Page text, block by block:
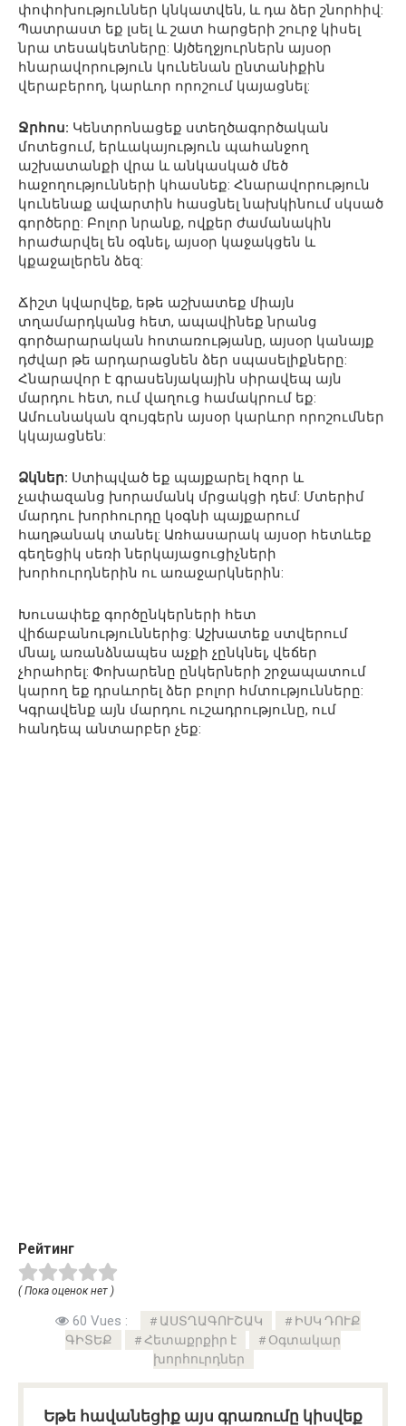
փոփոխություններ կնկատվեն, և դա ձեր շնորհիվ:
Պատրաստ եք լսել և շատ հարցերի շուրջ կիսել
նրա տեսակետները: Այծեղջյուրներն այսօր
հնարավորություն կունենան ընտանիքին
վերաբերող, կարևոր որոշում կայացնել:
Ջրհոս: Կենտրոնացեք ստեղծագործական
մոտեցում, երևակայություն պահանջող
աշխատանքի վրա և անկասկած մեծ
հաջողությունների կհասնեք: Հնարավորություն
կունենաք ավարտին հասցնել նախկինում սկսած
գործերը: Բոլոր նրանք, ովքեր ժամանակին
հրաժարվել են օգնել, այսօր կաջակցեն և
կքաջալերեն ձեզ:
Ճիշտ կվարվեք, եթե աշխատեք միայն
տղամարդկանց հետ, ապավինեք նրանց
գործարարական հոտառությանը, այսօր կանայք
դժվար թե արդարացնեն ձեր սպասելիքները:
Հնարավոր է գրասենյակային սիրավեպ այն
մարդու հետ, ում վաղուց համակրում եք:
Ամուսնական զույգերն այսօր կարևոր որոշումներ
կկայացնեն:
Ձկներ: Ստիպված եք պայքարել հզոր և
չափազանց խորամանկ մրցակցի դեմ: Մտերիմ
մարդու խորհուրդը կօգնի պայքարում
հաղթանակ տանել: Առհասարակ այսօր հետևեք
գեղեցիկ սեռի ներկայացուցիչների
խորհուրդներին ու առաջարկներին:
Խուսափեք գործընկերների հետ
վիճաբանություններից: Աշխատեք ստվերում
մնալ, առանձնապես աչքի չընկնել, վեճեր
չհրահրել: Փոխարենը ընկերների շրջապատում
կարող եք դրսևորել ձեր բոլոր հմտությունները:
Կգրավենք այն մարդու ուշադրությունը, ում
հանդեպ անտարբեր չեք:
Рейтинг
( Пока оценок нет )
60 Vues : ԱՍՏՂԱԳՈՒՇԱԿ
ԻՍԿ ԴՈՒՔ
ԳԻՏԵՔ
Հետաքրքիր է
Օգտակար
խորհուրդներ
Եթե հավանեցիք այս գրառումը կիսվեք